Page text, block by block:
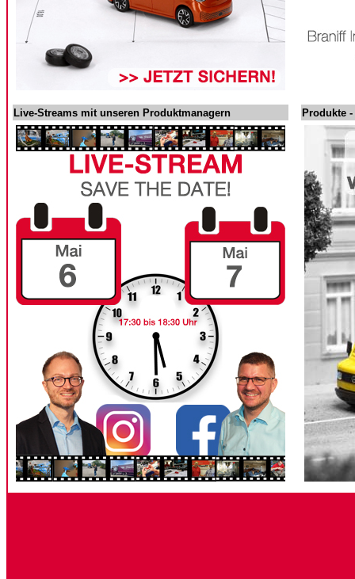
Live-Streams mit unseren Produktmanagern Produkte